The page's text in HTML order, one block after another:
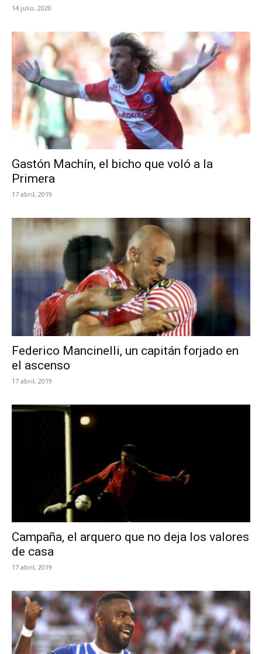
14 julio, 2020
Gastón Machín, el bicho que voló a la
Primera
17 abril, 2019
Federico Mancinelli, un capitán forjado en
el ascenso
17 abril, 2019
Campaña, el arquero que no deja los valores
de casa
17 abril, 2019